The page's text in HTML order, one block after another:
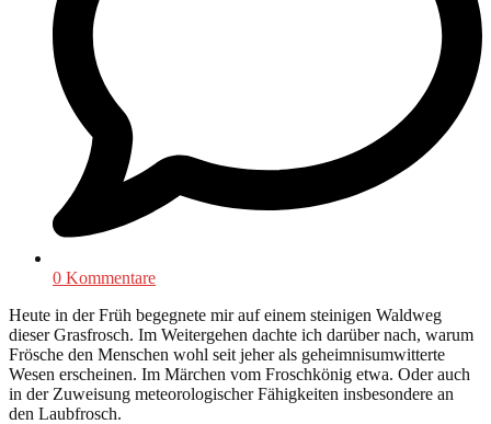
0 Kommentare
Heute in der Früh begegnete mir auf einem steinigen Waldweg
dieser Grasfrosch. Im Weitergehen dachte ich darüber nach, warum
Frösche den Menschen wohl seit jeher als geheimnisumwitterte
Wesen erscheinen. Im Märchen vom Froschkönig etwa. Oder auch
in der Zuweisung meteorologischer Fähigkeiten insbesondere an
den Laubfrosch.